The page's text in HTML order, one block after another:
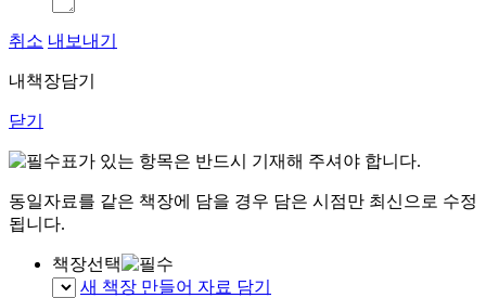
취소 내보내기
내책장담기
닫기
표가 있는 항목은 반드시 기재해 주셔야 합니다.
동일자료를 같은 책장에 담을 경우 담은 시점만 최신으로 수정
됩니다.
책장선택
새 책장 만들어 자료 담기